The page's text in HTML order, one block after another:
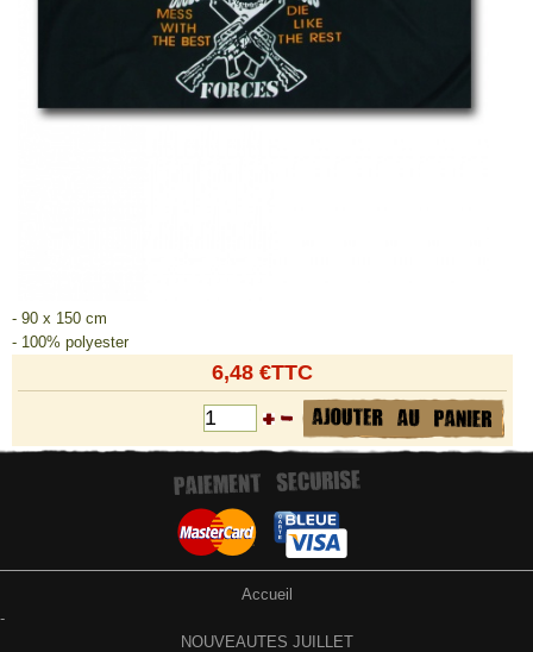
- 90 x 150 cm
- 100% polyester
6,48 €TTC
Accueil
-
NOUVEAUTES JUILLET